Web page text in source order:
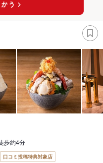
歩約4分
口コミ投稿特典対象店